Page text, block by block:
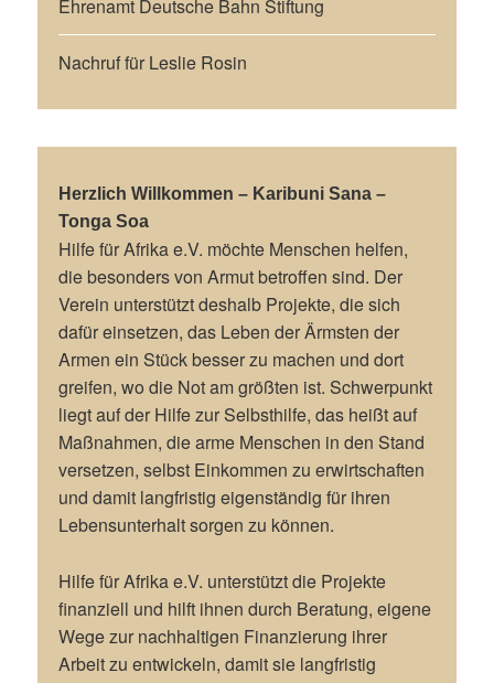
Ehrenamt Deutsche Bahn Stiftung
Nachruf für Leslie Rosin
Herzlich Willkommen – Karibuni Sana –
Tonga Soa
Hilfe für Afrika e.V. möchte Menschen helfen,
die besonders von Armut betroffen sind. Der
Verein unterstützt deshalb Projekte, die sich
dafür einsetzen, das Leben der Ärmsten der
Armen ein Stück besser zu machen und dort
greifen, wo die Not am größten ist. Schwerpunkt
liegt auf der Hilfe zur Selbsthilfe, das heißt auf
Maßnahmen, die arme Menschen in den Stand
versetzen, selbst Einkommen zu erwirtschaften
und damit langfristig eigenständig für ihren
Lebensunterhalt sorgen zu können.
Hilfe für Afrika e.V. unterstützt die Projekte
finanziell und hilft ihnen durch Beratung, eigene
Wege zur nachhaltigen Finanzierung ihrer
Arbeit zu entwickeln, damit sie langfristig